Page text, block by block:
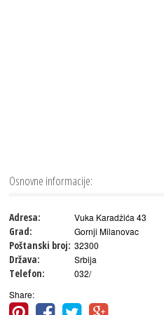
Osnovne informacije:
Adresa: Vuka Karadžića 43
Grad: Gornji Milanovac
Poštanski broj: 32300
Država: Srbija
Telefon:
032/
Share: